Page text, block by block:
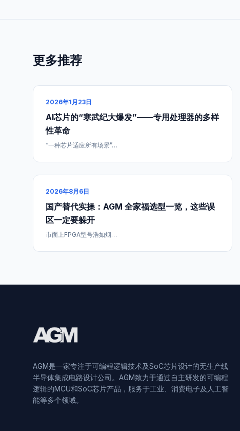
更多推荐
2026年1月23日
AI芯片的“寒武纪大爆发”——专用处理器的多样
性革命
“一种芯片适应所有场景”…
2026年8月6日
国产替代实操：AGM 全家福选型一览，这些误
区一定要躲开
市面上FPGA型号浩如烟…
AGM是一家专注于可编程逻辑技术及SoC芯片设计的无生产线
半导体集成电路设计公司。AGM致力于通过自主研发的可编程
逻辑的MCU和SoC芯片产品，服务于工业、消费电子及人工智
能等多个领域。